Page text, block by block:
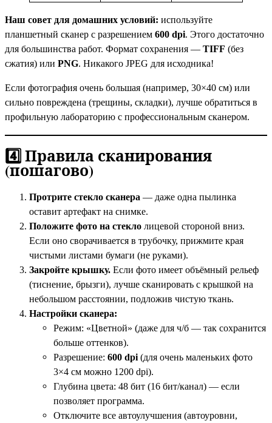
Наш совет для домашних условий: используйте
планшетный сканер с разрешением 600 dpi. Этого достаточно
для большинства работ. Формат сохранения — TIFF (без
сжатия) или PNG. Никакого JPEG для исходника!
Если фотография очень большая (например, 30×40 см) или
сильно повреждена (трещины, складки), лучше обратиться в
профильную лабораторию с профессиональным сканером.
4️⃣ Правила сканирования
(пошагово)
Протрите стекло сканера — даже одна пылинка
оставит артефакт на снимке.
Положите фото на стекло лицевой стороной вниз.
Если оно сворачивается в трубочку, прижмите края
чистыми листами бумаги (не руками).
Закройте крышку. Если фото имеет объёмный рельеф
(тиснение, брызги), лучше сканировать с крышкой на
небольшом расстоянии, подложив чистую ткань.
Настройки сканера:
Режим: «Цветной» (даже для ч/б — так сохранится
больше оттенков).
Разрешение: 600 dpi(для очень маленьких фото
3×4 см можно 1200 dpi).
Глубина цвета: 48 бит (16 бит/канал) — если
позволяет программа.
Отключите все автоулучшения (автоуровни,